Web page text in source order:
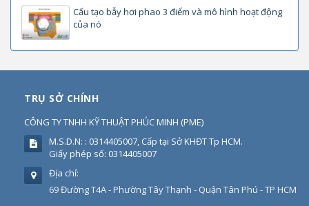
Cấu tạo bẫy hơi phao 3 điểm và mô hình hoạt động
của nó
TRỤ SỞ CHÍNH
CÔNG TY TNHH KỸ THUẬT PHÚC MINH (PME)
M.S.D.N: : 0314405007, Cấp tại Sở KHĐT Tp HCM.
Giấy phép số: 0314405007
Địa chỉ:
69 Đường T4A - Phường Tây Thạnh - Quận Tân Phú - TP HCM